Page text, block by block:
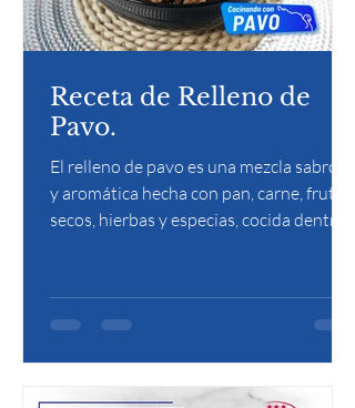
Receta de Relleno de
Pavo.
El relleno de pavo es una mezcla sabrosa
y aromática hecha con pan, carne, frutos
secos, hierbas y especias, cocida dentro
acompañamiento esencial en cenas
festivas.